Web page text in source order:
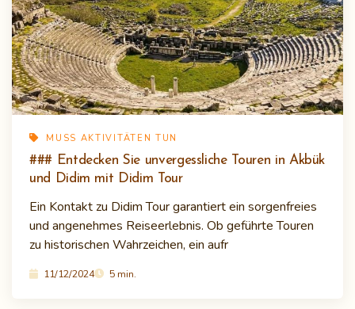
MUSS AKTIVITÄTEN TUN
### Entdecken Sie unvergessliche Touren in Akbük
und Didim mit Didim Tour
Ein Kontakt zu Didim Tour garantiert ein sorgenfreies
und angenehmes Reiseerlebnis. Ob geführte Touren
zu historischen Wahrzeichen, ein aufr
11/12/2024 5 min.